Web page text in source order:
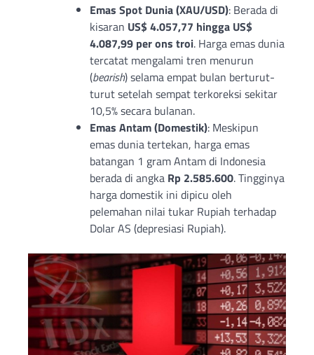
Emas Spot Dunia (XAU/USD): Berada di
kisaran US$ 4.057,77 hingga US$
4.087,99 per ons troi. Harga emas dunia
tercatat mengalami tren menurun
(bearish) selama empat bulan berturut-
turut setelah sempat terkoreksi sekitar
10,5% secara bulanan.
Emas Antam (Domestik): Meskipun
emas dunia tertekan, harga emas
batangan 1 gram Antam di Indonesia
berada di angka Rp 2.585.600. Tingginya
harga domestik ini dipicu oleh
pelemahan nilai tukar Rupiah terhadap
Dolar AS (depresiasi Rupiah).